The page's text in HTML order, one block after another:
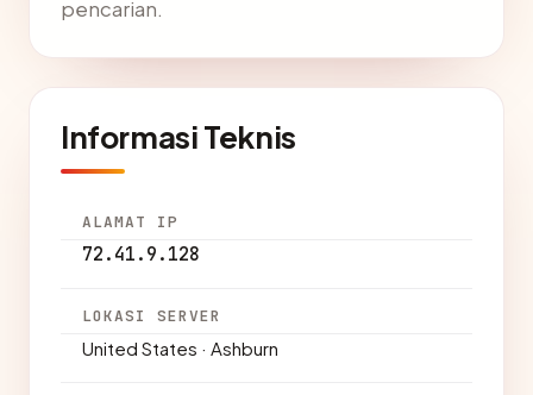
pencarian.
Informasi Teknis
ALAMAT IP
72.41.9.128
LOKASI SERVER
United States · Ashburn